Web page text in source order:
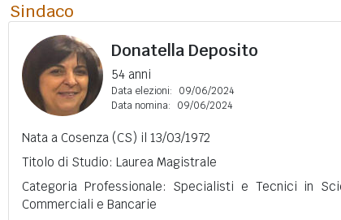
Sindaco
Donatella Deposito
54 anni
Data elezioni:
09/06/2024
Data nomina:
09/06/2024
Nata a Cosenza (CS) il 13/03/1972
Titolo di Studio: Laurea Magistrale
Categoria Professionale: Specialisti e Tecnici in
Commerciali e Bancarie